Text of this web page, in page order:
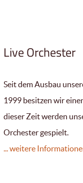
Live Orchester
Seit dem Ausbau
1999 besitzen wir
dieser Zeit werden
Orchester gespielt.
... weitere